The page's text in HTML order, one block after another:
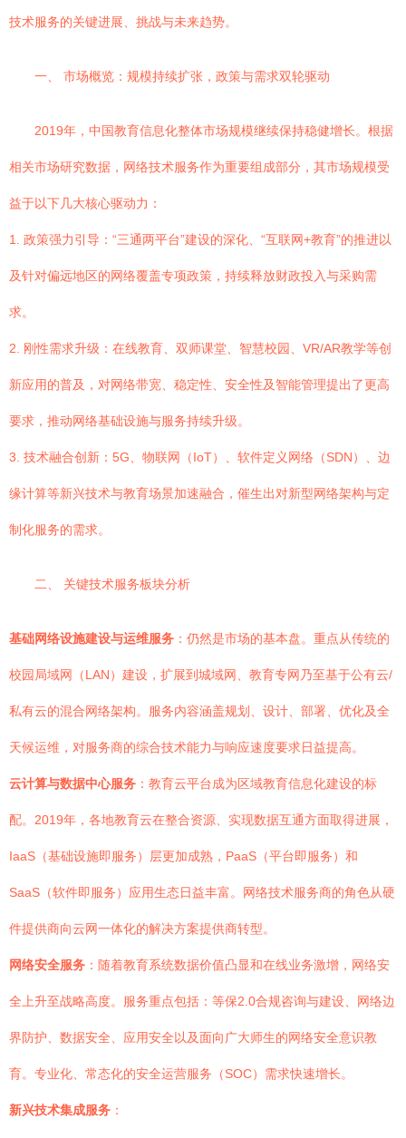
技术服务的关键进展、挑战与未来趋势。
一、 市场概览：规模持续扩张，政策与需求双轮驱动
2019年，中国教育信息化整体市场规模继续保持稳健增长。根据
相关市场研究数据，网络技术服务作为重要组成部分，其市场规模受
益于以下几大核心驱动力：
1. 政策强力引导：“三通两平台”建设的深化、“互联网+教育”的推进以
及针对偏远地区的网络覆盖专项政策，持续释放财政投入与采购需
求。
2. 刚性需求升级：在线教育、双师课堂、智慧校园、VR/AR教学等创
新应用的普及，对网络带宽、稳定性、安全性及智能管理提出了更高
要求，推动网络基础设施与服务持续升级。
3. 技术融合创新：5G、物联网（IoT）、软件定义网络（SDN）、边
缘计算等新兴技术与教育场景加速融合，催生出对新型网络架构与定
制化服务的需求。
二、 关键技术服务板块分析
基础网络设施建设与运维服务 ：仍然是市场的基本盘。重点从传统的
校园局域网（LAN）建设，扩展到城域网、教育专网乃至基于公有云/
私有云的混合网络架构。服务内容涵盖规划、设计、部署、优化及全
天候运维，对服务商的综合技术能力与响应速度要求日益提高。
云计算与数据中心服务 ：教育云平台成为区域教育信息化建设的标
配。2019年，各地教育云在整合资源、实现数据互通方面取得进展，
IaaS（基础设施即服务）层更加成熟，PaaS（平台即服务）和
SaaS（软件即服务）应用生态日益丰富。网络技术服务商的角色从硬
件提供商向云网一体化的解决方案提供商转型。
网络安全服务 ：随着教育系统数据价值凸显和在线业务激增，网络安
全上升至战略高度。服务重点包括：等保2.0合规咨询与建设、网络边
界防护、数据安全、应用安全以及面向广大师生的网络安全意识教
育。专业化、常态化的安全运营服务（SOC）需求快速增长。
新兴技术集成服务 ：